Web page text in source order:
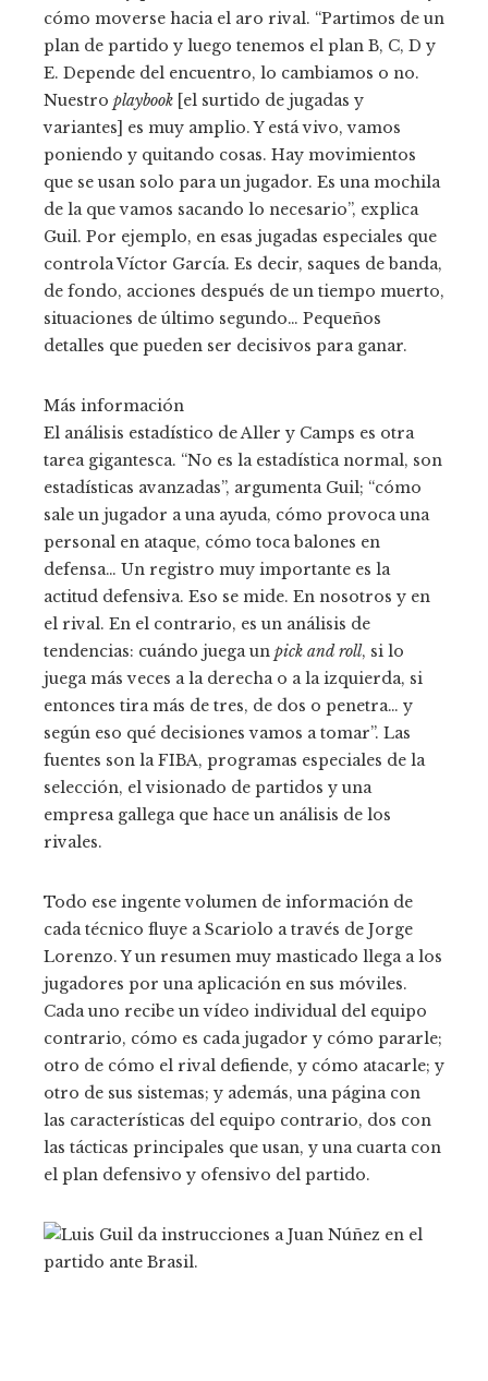
cómo moverse hacia el aro rival. “Partimos de un
plan de partido y luego tenemos el plan B, C, D y
E. Depende del encuentro, lo cambiamos o no.
Nuestro playbook [el surtido de jugadas y
variantes] es muy amplio. Y está vivo, vamos
poniendo y quitando cosas. Hay movimientos
que se usan solo para un jugador. Es una mochila
de la que vamos sacando lo necesario”, explica
Guil. Por ejemplo, en esas jugadas especiales que
controla Víctor García. Es decir, saques de banda,
de fondo, acciones después de un tiempo muerto,
situaciones de último segundo… Pequeños
detalles que pueden ser decisivos para ganar.
Más información
El análisis estadístico de Aller y Camps es otra
tarea gigantesca. “No es la estadística normal, son
estadísticas avanzadas”, argumenta Guil; “cómo
sale un jugador a una ayuda, cómo provoca una
personal en ataque, cómo toca balones en
defensa… Un registro muy importante es la
actitud defensiva. Eso se mide. En nosotros y en
el rival. En el contrario, es un análisis de
tendencias: cuándo juega un pick and roll, si lo
juega más veces a la derecha o a la izquierda, si
entonces tira más de tres, de dos o penetra… y
según eso qué decisiones vamos a tomar”. Las
fuentes son la FIBA, programas especiales de la
selección, el visionado de partidos y una
empresa gallega que hace un análisis de los
rivales.
Todo ese ingente volumen de información de
cada técnico fluye a Scariolo a través de Jorge
Lorenzo. Y un resumen muy masticado llega a los
jugadores por una aplicación en sus móviles.
Cada uno recibe un vídeo individual del equipo
contrario, cómo es cada jugador y cómo pararle;
otro de cómo el rival defiende, y cómo atacarle; y
otro de sus sistemas; y además, una página con
las características del equipo contrario, dos con
las tácticas principales que usan, y una cuarta con
el plan defensivo y ofensivo del partido.